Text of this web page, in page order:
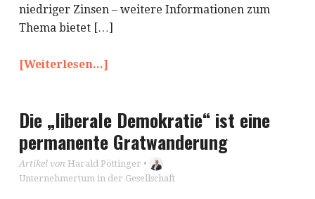
niedriger Zinsen – weitere Informationen zum
Thema bietet […]
[Weiterlesen...]
Die „liberale Demokratie“ ist eine
permanente Gratwanderung
Artikel von Harald Pöttinger •
Unternehmertum in der Gesellschaft